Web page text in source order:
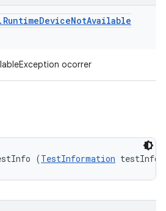
. RuntimeDeviceNotAvailable
ocorrer
(TestInformation testInfo)